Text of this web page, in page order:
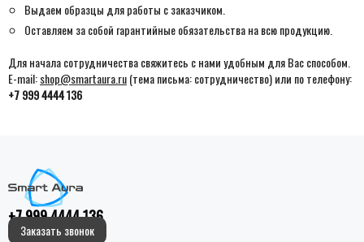
Выдаем образцы для работы с заказчиком.
Оставляем за собой гарантийные обязательства на всю продукцию.
Для начала сотрудничества свяжитесь с нами удобным для Вас способом.
E-mail:shop@smartaura.ru(тема письма: сотрудничество) или по телефону:
+7 999 4444 136
+7 999 4444 136
Заказать звонок